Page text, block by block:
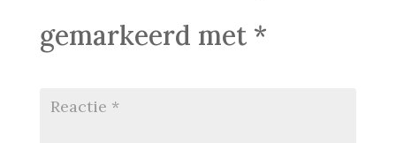
gemarkeerd met *